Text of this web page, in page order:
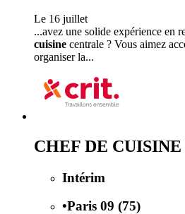
Le 16 juillet
...avez une solide expérience en
cuisine centrale ? Vous aimez
organiser la...
CHEF DE
Intérim
•Paris 09 (75)